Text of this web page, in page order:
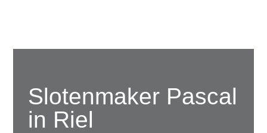
Slotenmaker Pascal
in Riel